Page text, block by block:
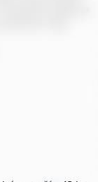
době se
s alk.